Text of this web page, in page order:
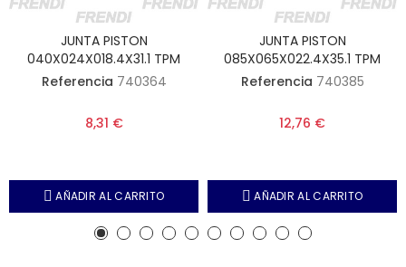
JUNTA PISTON
040X024X018.4X31.1 TPM
Referencia 740364
8,31 €
AÑADIR AL CARRITO
JUNTA PISTON
085X065X022.4X35.1 TPM
Referencia 740385
12,76 €
AÑADIR AL CARRITO